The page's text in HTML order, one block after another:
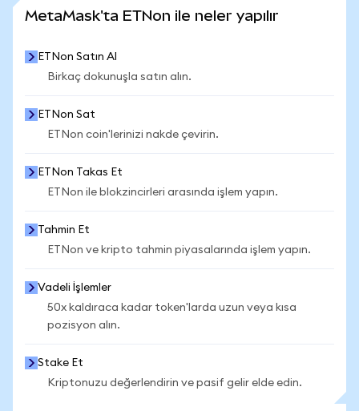
MetaMask'ta ETNon ile neler yapılır
ETNon Satın Al
Birkaç dokunuşla satın alın.
ETNon Sat
ETNon coin'lerinizi nakde çevirin.
ETNon Takas Et
ETNon ile blokzincirleri arasında işlem yapın.
Tahmin Et
ETNon ve kripto tahmin piyasalarında işlem yapın.
Vadeli İşlemler
50x kaldıraca kadar token'larda uzun veya kısa
pozisyon alın.
Stake Et
Kriptonuzu değerlendirin ve pasif gelir elde edin.